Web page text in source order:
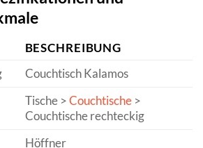
BESCHREIBUNG
Couchtisch Kalamos
Tische >Couchtische>
Couchtische rechteckig
Höffner